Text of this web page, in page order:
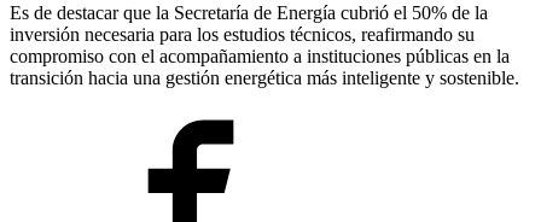
Es de destacar que la Secretaría de Energía cubrió el 50% de la
inversión necesaria para los estudios técnicos, reafirmando su
compromiso con el acompañamiento a instituciones públicas en la
transición hacia una gestión energética más inteligente y sostenible.